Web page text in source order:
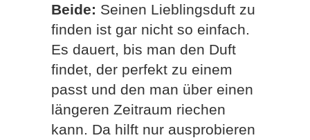
Beide: Seinen Lieblingsduft zu
finden ist gar nicht so einfach.
Es dauert, bis man den Duft
findet, der perfekt zu einem
passt und den man über einen
längeren Zeitraum riechen
kann. Da hilft nur ausprobieren